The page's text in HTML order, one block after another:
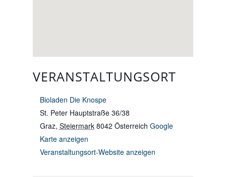
VERANSTALTUNGSORT
Bioladen Die Knospe
St. Peter Hauptstraße 36/38
Graz, Steiermark 8042 Österreich Google
Karte anzeigen
Veranstaltungsort-Website anzeigen